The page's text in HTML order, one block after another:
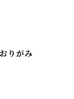
りがみ